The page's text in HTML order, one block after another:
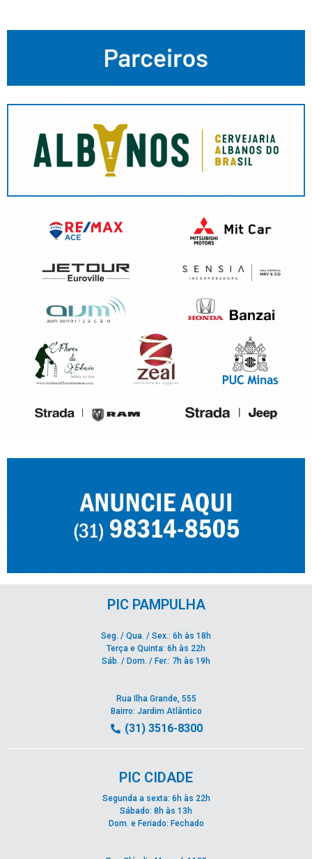
PIC PAMPULHA
Seg. / Qua. / Sex.: 6h às 18h
Terça e Quinta: 6h às 22h
Sáb. / Dom. / Fer.: 7h às 19h
Rua Ilha Grande, 555
Bairro: Jardim Atlântico
(31) 3516-8300
PIC CIDADE
Segunda a sexta: 6h às 22h
Sábado: 8h às 13h
Dom. e Feriado: Fechado